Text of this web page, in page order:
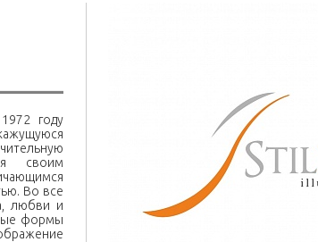
году
своим
Во все
любви и
формы